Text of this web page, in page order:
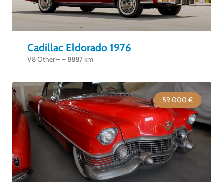
Cadillac Eldorado 1976
V8 Other – – 8887 km
59 000 €